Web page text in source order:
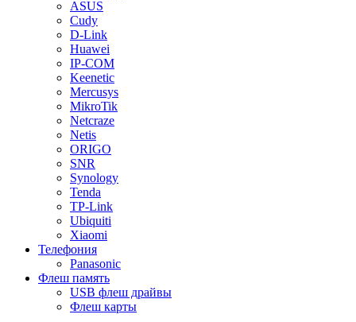
ASUS
Cudy
D-Link
Huawei
IP-COM
Keenetic
Mercusys
MikroTik
Netcraze
Netis
ORIGO
SNR
Synology
Tenda
TP-Link
Ubiquiti
Xiaomi
Телефония
Panasonic
Флеш память
USB флеш драйвы
Флеш карты